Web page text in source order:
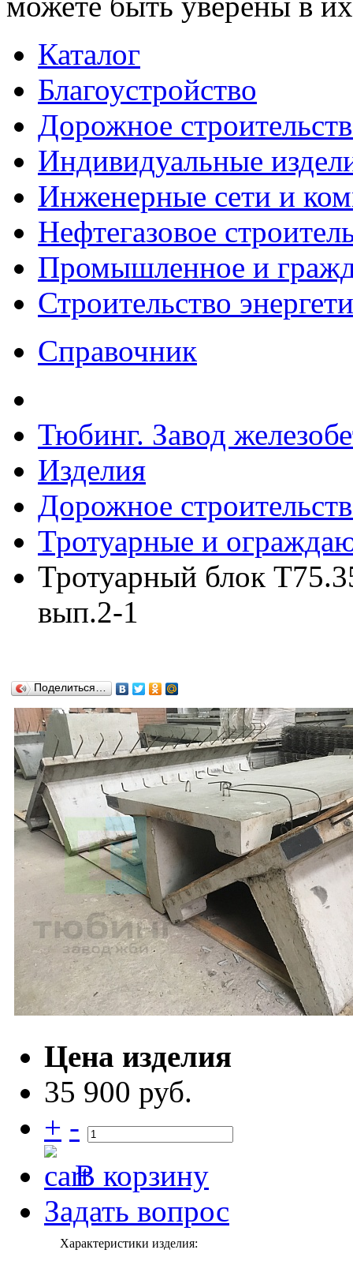
Каталог
Благоустройство
Дорожное
Индивидуальные
Инженерные сети и
Нефтегазовое
Промышленное и
Строительство
Справочник
Тюбинг. Завод
Изделия
Дорожное
Тротуарные и
Тротуарный блок
вып.2-1
Поделиться…
Цена изделия
35 900 руб.
+ -
В корзину
Задать вопрос
Характеристики изделия: